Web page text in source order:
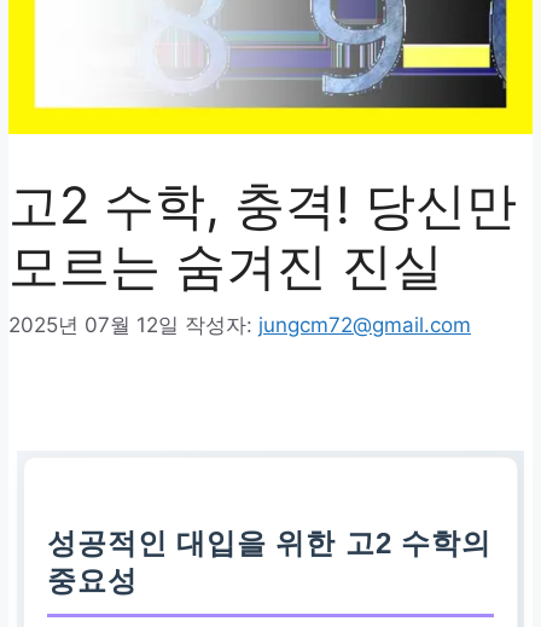
고2 수학, 충격! 당신만
모르는 숨겨진 진실
2025년 07월 12일 작성자: jungcm72@gmail.com
성공적인 대입을 위한 고2 수학의
중요성